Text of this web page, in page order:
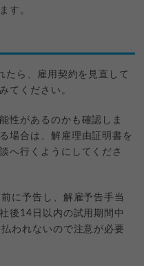
す。
たら、雇用契約を見直して
てください。
性があるのかも確認しま
場合は、解雇理由証明書を
へ行くようにしてくださ
に予告し、解雇予告手当
後14日以内の試用期間中
われないので注意が必要